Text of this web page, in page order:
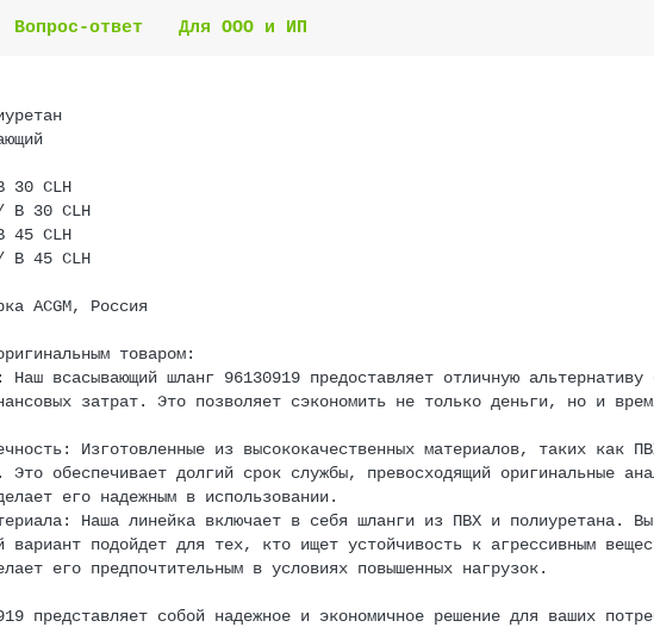
Вопрос-ответ Для ООО и ИП
30 CLH
B 30 CLH
45 CLH
B 45 CLH
ACGM, Россия
товаром:
всасывающий шланг 96130919 предоставляет отличную альтернативу
затрат. Это позволяет сэкономить не только деньги, но и
Изготовленные из высококачественных материалов, таких как
Это обеспечивает долгий срок службы, превосходящий оригинальные
его надежным в использовании.
Наша линейка включает в себя шланги из ПВХ и полиуретана.
вариант подойдет для тех, кто ищет устойчивость к агрессивным
его предпочтительным в условиях повышенных нагрузок.
представляет собой надежное и экономичное решение для ваших